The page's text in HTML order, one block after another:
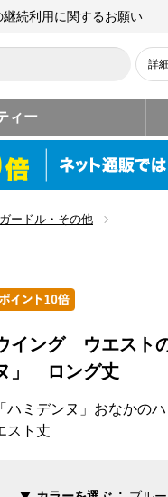
継続利用に関するお願い
詳
ィー
ードル・その他
イング ウエスト
」 ロング丈
「ハミデンヌ」おなかの
スト丈